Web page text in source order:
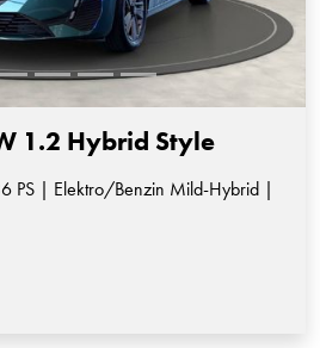
1.2 Hybrid Style
| Elektro/Benzin Mild-Hybrid |